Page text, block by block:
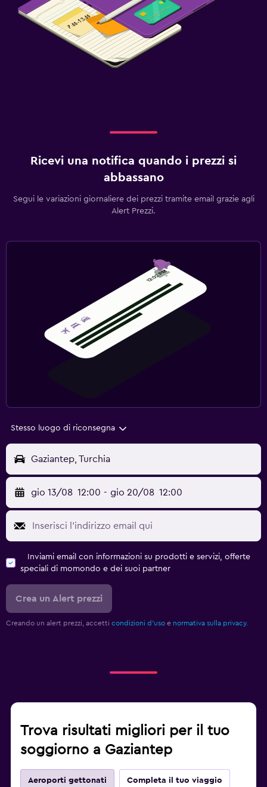
Ricevi una notifica quando i prezzi si
abbassano
Segui le variazioni giornaliere dei prezzi tramite email grazie agli
Alert Prezzi.
Stesso luogo di riconsegna
Gaziantep, Turchia
gio 13/08 12:00 - gio 20/08 12:00
Inviami email con informazioni su prodotti e servizi, offerte
speciali di momondo e dei suoi partner
Crea un Alert prezzi
Creando un alert prezzi, accetti condizioni d'uso e normativa sulla privacy.
Trova risultati migliori per il tuo
soggiorno a Gaziantep
Aeroporti gettonati Completa il tuo viaggio